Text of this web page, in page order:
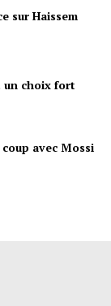
sur Haissem
un choix fort
avec Mossi